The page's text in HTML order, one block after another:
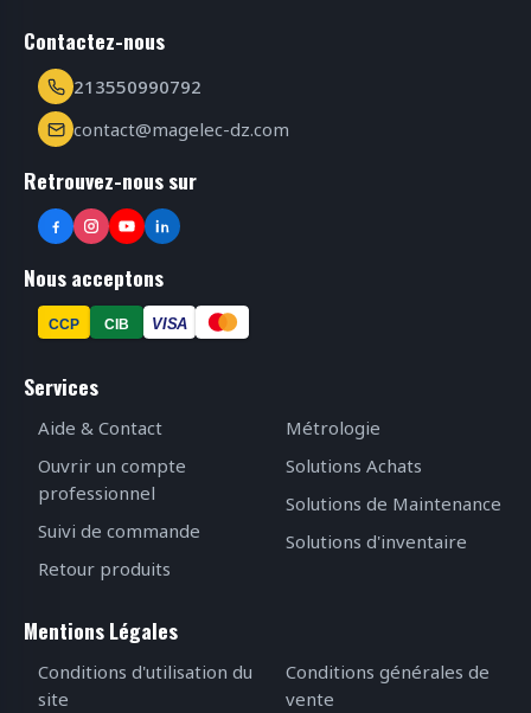
Contactez-nous
213550990792
contact@magelec-dz.com
Retrouvez-nous sur
Nous acceptons
CCP CIB VISA
Services
Aide & Contact
Ouvrir un compte
professionnel
Suivi de commande
Retour produits
Métrologie
Solutions Achats
Solutions de Maintenance
Solutions d'inventaire
Mentions Légales
Conditions d'utilisation du
site
Conditions générales de
vente